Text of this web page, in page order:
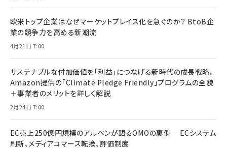
欧米トップ企業はなぜマーケットプレイス化を急ぐのか？ BtoB企
業の競争力を高める新潮流
4月21日 7:00
サステナブルな付加価値を「利益」につなげる新時代の成長戦略。
Amazon提供の「Climate Pledge Friendly」プログラムの全貌
＋事業者のメリットを詳しく解説
2月24日 7:00
EC売上250億円規模のアルペンが語るOMOの裏側 ―ECシステム
刷新、メディアコマース転換、評価制度